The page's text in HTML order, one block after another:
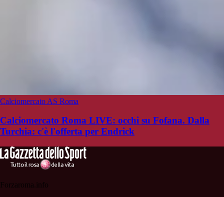
Calciomercato AS Roma
Calciomercato Roma LIVE: occhi su Fofana. Dalla
Turchia: c'è l'offerta per Endrick
Forzaroma.info